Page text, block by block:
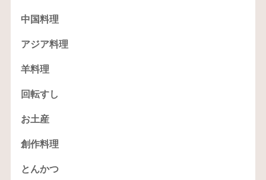
中国料理
アジア料理
羊料理
回転すし
お土産
創作料理
とんかつ